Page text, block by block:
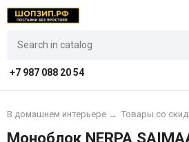
+7 987 088 20 54
В домашнем интерьере → Товары со
Моноблок NERPA